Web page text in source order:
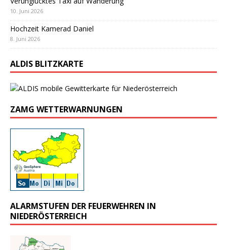
10. Juni 2026
Hochzeit Kamerad Daniel
8. Juni 2026
ALDIS BLITZKARTE
ZAMG WETTERWARNUNGEN
ALARMSTUFEN DER FEUERWEHREN IN
NIEDERÖSTERREICH